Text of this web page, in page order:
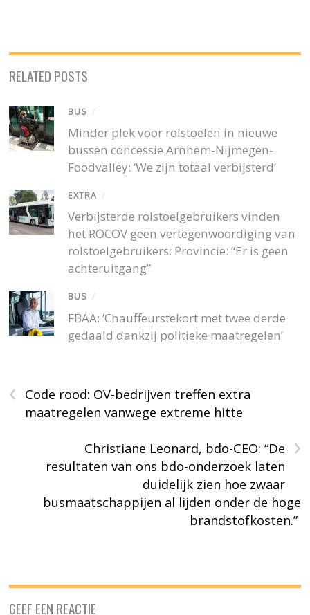
RELATED POSTS
BUS /
Minder plek voor rolstoelen in nieuwe
bussen concessie Arnhem-Nijmegen-
Foodvalley: ‘We zijn totaal verbijsterd’
EXTRA /
Verbijsterde rolstoelgebruikers vinden
het ROCOV geen vertegenwoordiging van
rolstoelgebruikers: Provincie: “Er is geen
achteruitgang”
BUS /
FBAA: ‘Chauffeurstekort met twee derde
gedaald dankzij politieke maatregelen’
‹
Code rood: OV-bedrijven treffen extra
maatregelen vanwege extreme hitte
›
Christiane Leonard, bdo-CEO: “De
resultaten van ons bdo-onderzoek laten
duidelijk zien hoe zwaar
busmaatschappijen al lijden onder de hoge
brandstofkosten.”
GEEF EEN REACTIE